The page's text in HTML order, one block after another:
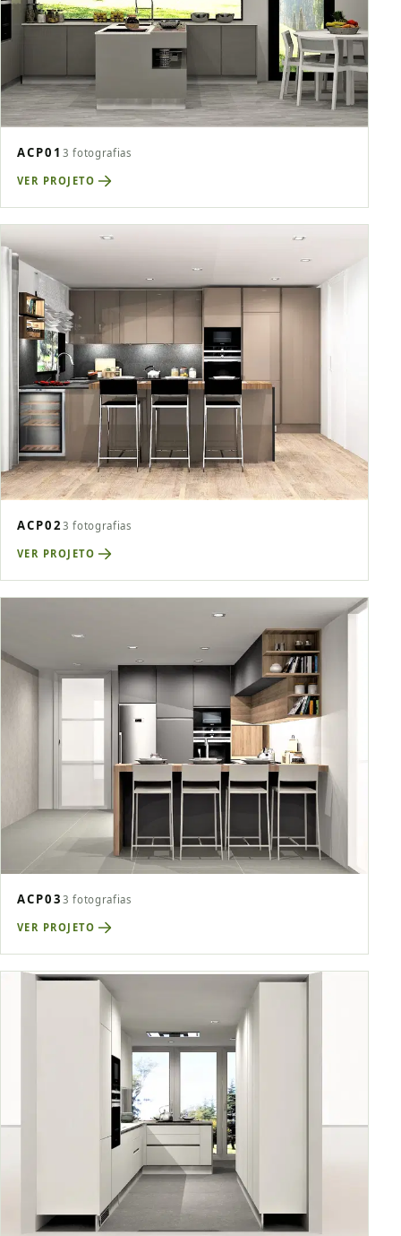
ACP01 3 fotografias
VER PROJETO
ACP02 3 fotografias
VER PROJETO
ACP03 3 fotografias
VER PROJETO